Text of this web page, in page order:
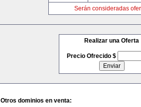
Serán consideradas
Realizar una Oferta
Precio Ofrecido $
Otros dominios en venta: